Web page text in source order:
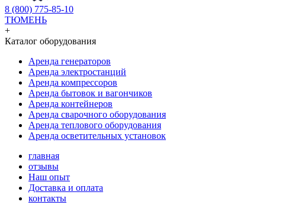
8 (800) 775-85-10
ТЮМЕНЬ
+
Каталог оборудования
Аренда генераторов
Аренда электростанций
Аренда компрессоров
Аренда бытовок и вагончиков
Аренда контейнеров
Аренда сварочного оборудования
Аренда теплового оборудования
Аренда осветительных установок
главная
отзывы
Наш опыт
Доставка и оплата
контакты